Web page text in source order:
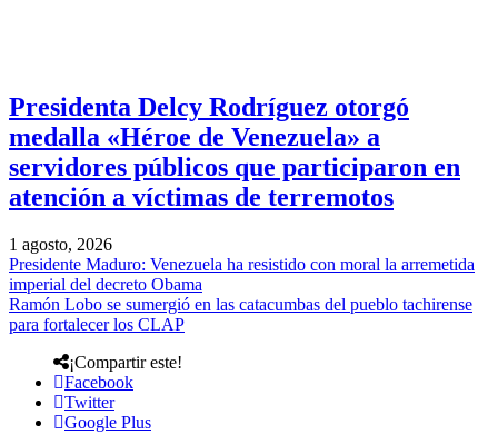
Presidenta Delcy Rodríguez otorgó
medalla «Héroe de Venezuela» a
servidores públicos que participaron en
atención a víctimas de terremotos
1 agosto, 2026
Presidente Maduro: Venezuela ha resistido con moral la arremetida
imperial del decreto Obama
Ramón Lobo se sumergió en las catacumbas del pueblo tachirense
para fortalecer los CLAP
¡Compartir este!
Facebook
Twitter
Google Plus